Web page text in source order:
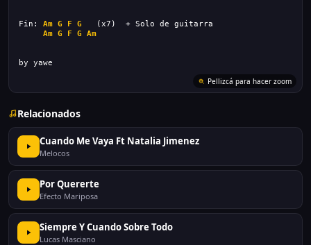
Fin: Am G F G (x7)  + Solo de guitarra
Am G F G Am
by yawe
Relacionados
Cuando Me Vaya Ft Natalia Jimenez
Melocos
Por Quererte
Efecto Mariposa
Siempre Y Cuando Sobre Todo
Lucas Masciano